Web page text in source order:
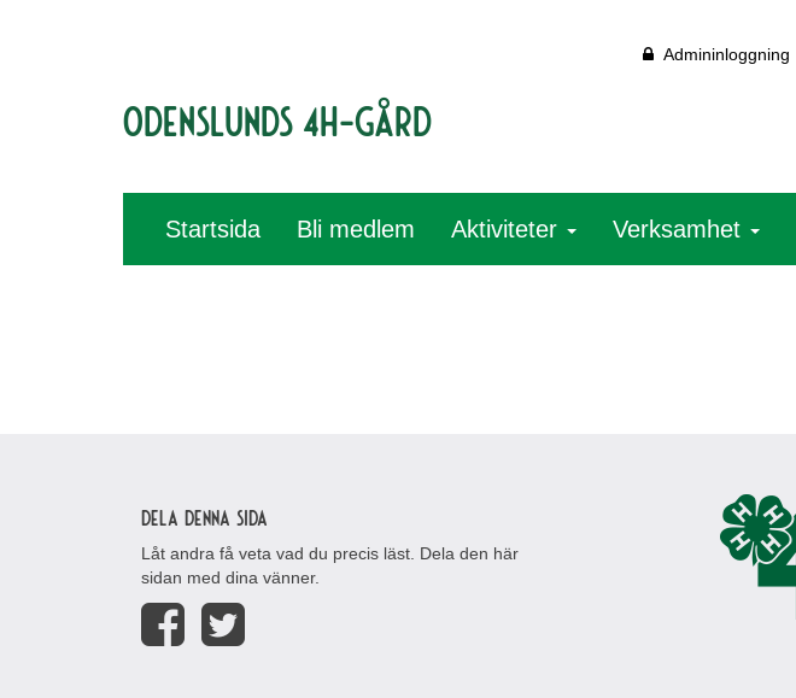
Odenslunds 4H-gård
Admininloggning
Startsida Bli medlem Aktiviteter Verksamhet
Dela denna sida
Låt andra få veta vad du precis läst. Dela den här
sidan med dina vänner.